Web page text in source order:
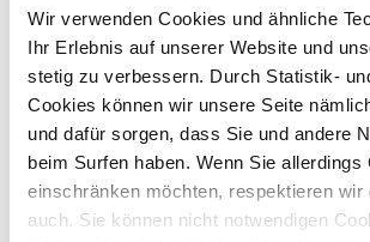
Wir verwenden Cookies und ähnliche
Ihr Erlebnis auf unserer Website und
stetig zu verbessern. Durch Statistik-
Cookies können wir unsere Seite
und dafür sorgen, dass Sie und andere
beim Surfen haben. Wenn Sie allerdings
einschränken möchten, respektieren wir
auch. Sie können nicht notwendigen
Verwandte Produkte